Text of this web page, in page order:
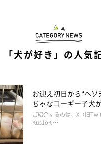
「犬が好き」の人気
お迎え初日から“ヘ
ちゃなコーギー子犬
コ“コーギースマイル
長！
ご紹介するのは、X（旧
Kus1oK …